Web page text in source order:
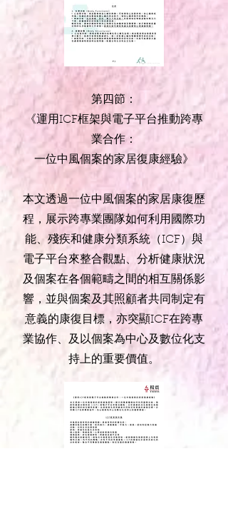
第四節：
《運用ICF框架與電子平台推動跨專
業合作：
一位中風個案的家居復康經驗》
本文透過一位中風個案的家居康復歷
程，展示跨專業團隊如何利用國際功
能、殘疾和健康分類系統（ICF）與
電子平台來整合觀點、分析健康狀況
及個案在各個範疇之間的相互關係影
響，並與個案及其照顧者共同制定有
意義的康復目標，亦突顯ICF在跨專
業協作、及以個案為中心及數位化支
持上的重要價值。